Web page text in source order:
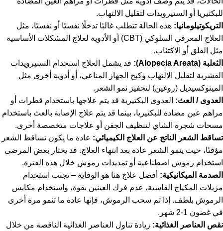
للبكتيريا أو الستيرويدات لتقليل الالتهاب.
التريكوتيلومانيا: هذه الحالة تتطلب غالبًا تدخلًا نفسيًا أو نفسيًا، مثل
العلاج المعرفي السلوكي (CBT) أو الأدوية لعلاج المشكلات الأساسية
مثل القلق أو الاكتئاب.
الثعلبة (Alopecia Areata):
قد يشمل العلاج استخدام الستيرويدات
القشرية لتقليل الالتهاب وكبح الجهاز المناعي، أو أدوية أخرى مثل
المينوكسيديل (روغين) لتحفيز نمو الشعر.
العدوى / العث: العدوى البكتيرية قد يتم علاجها باستخدام قطرات أو
مراهم عين مضادة للبكتيريا، بينما قد يتم علاج الإصابة بالعث باستخدام
مسحات شجرة الشاي لتنظيف الجفن أو علاجات متخصصة أخرى.
تساقط الشعر الناتج عن العلاج الكيميائي: عادة ما يكون تساقط الشعر
مؤقتًا، حيث ينمو الشعر عادة بعد انتهاء العلاج. قد يختار بعض المرضى
استخدام رموش اصطناعية أو تمديدات رموش خلال هذه الفترة.
الصدمة الميكانيكية: أفضل علاج هنا هو الوقاية – تجنب استخدام
مزيلات المكياج القاسية، عدم فرك العينين بقوة، واستخدام مكابس
الرموش بلطف. إذا تم سحب الرموش، فإنها عادة ما تنمو مرة أخرى
في غضون 1-2 شهر.
نقص العناصر الغذائية: زيادة تناول العناصر الغذائية الناقصة من خلال